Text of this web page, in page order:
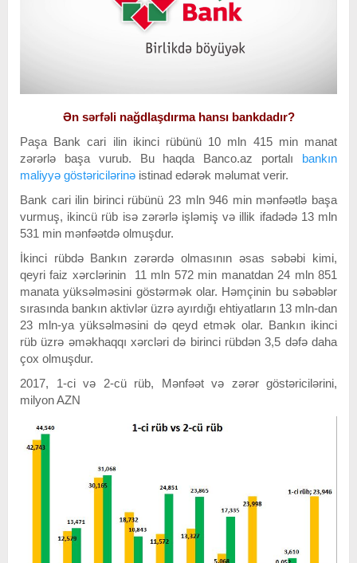
Ən sərfəli nağdlaşdırma hansı bankdadır?
Paşa Bank cari ilin ikinci rübünü 10 mln 415 min manat
zərərlə başa vurub. Bu haqda Banco.az portalı bankın
maliyyə göstəricilərinə istinad edərək məlumat verir.
Bank cari ilin birinci rübünü 23 mln 946 min mənfəətlə başa
vurmuş, ikincü rüb isə zərərlə işləmiş və illik ifadədə 13 mln
531 min mənfəətdə olmuşdur.
İkinci rübdə Bankın zərərdə olmasının əsas səbəbi kimi,
qeyri faiz xərclərinin 11 mln 572 min manatdan 24 mln 851
manata yüksəlməsini göstərmək olar. Həmçinin bu səbəblər
sırasında bankın aktivlər üzrə ayırdığı ehtiyatların 13 mln-dan
23 mln-ya yüksəlməsini də qeyd etmək olar. Bankın ikinci
rüb üzrə əməkhaqqı xərcləri də birinci rübdən 3,5 dəfə daha
çox olmuşdur.
2017, 1-ci və 2-cü rüb, Mənfəət və zərər göstəricilərini,
milyon AZN